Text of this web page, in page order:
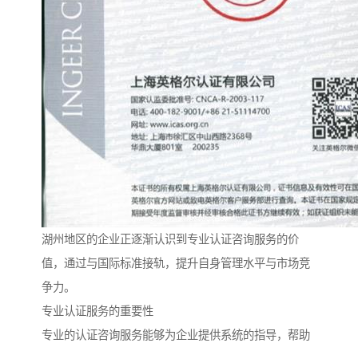
湖州地区的企业正逐渐认识到专业认证咨询服务的价
值，通过与国际标准接轨，提升自身管理水平与市场竞
争力。
专业认证服务的重要性
专业的认证咨询服务能够为企业提供系统的指导，帮助